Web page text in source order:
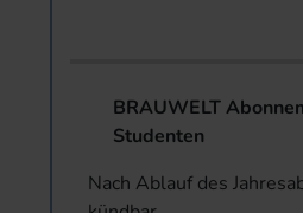
BRAUWELT
Studenten
Nach Ablauf des